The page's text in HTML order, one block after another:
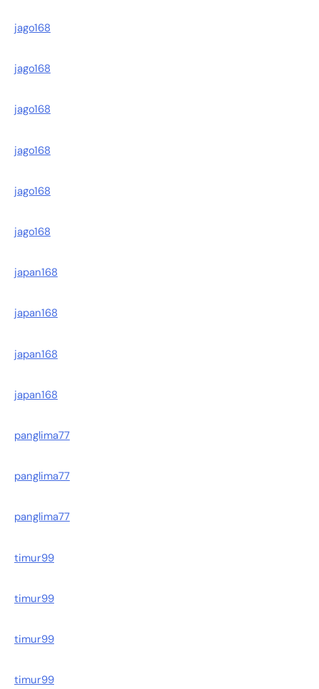
jago168
jago168
jago168
jago168
jago168
jago168
japan168
japan168
japan168
japan168
panglima77
panglima77
panglima77
timur99
timur99
timur99
timur99